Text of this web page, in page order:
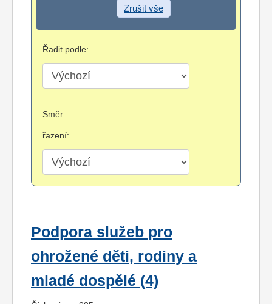
Zrušit vše
Řadit podle:
Směr
řazení:
Podpora služeb pro
ohrožené děti, rodiny a
mladé dospělé (4)